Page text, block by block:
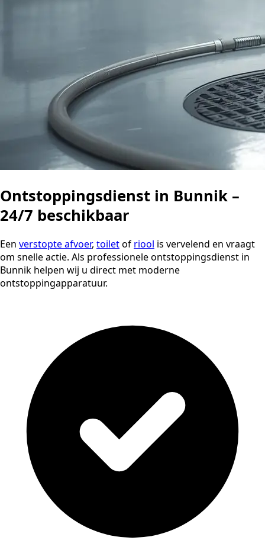
Ontstoppingsdienst in Bunnik –
24/7 beschikbaar
Een verstopte afvoer, toiletof riool is vervelend en vraagt
om snelle actie. Als professionele ontstoppingsdienst in
Bunnik helpen wij u direct met moderne
ontstoppingapparatuur.